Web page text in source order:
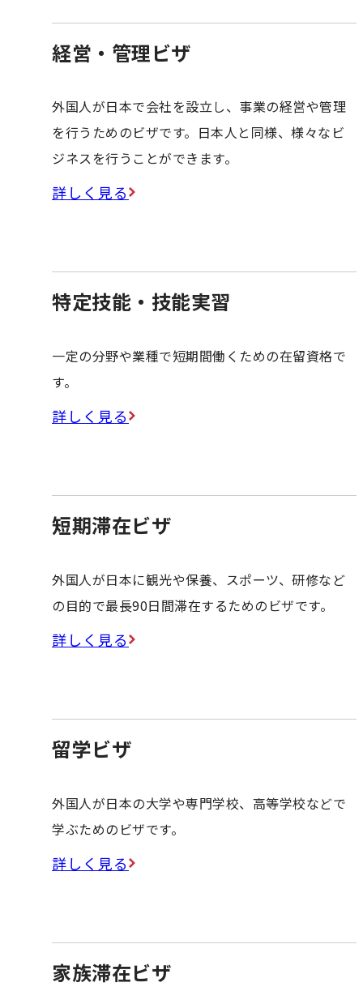
経営・管理ビザ
外国人が日本で会社を設立し、事業の経営や管理
を行うためのビザです。日本人と同様、様々なビ
ジネスを行うことができます。
詳しく見る
特定技能・技能実習
一定の分野や業種で短期間働くための在留資格で
す。
詳しく見る
短期滞在ビザ
外国人が日本に観光や保養、スポーツ、研修など
の目的で最長90日間滞在するためのビザです。
詳しく見る
留学ビザ
外国人が日本の大学や専門学校、高等学校などで
学ぶためのビザです。
詳しく見る
家族滞在ビザ